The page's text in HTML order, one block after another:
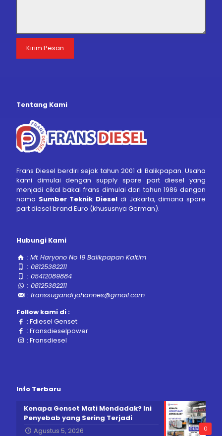
Tentang Kami
Frans Diesel berdiri sejak tahun 2001 di Balikpapan. Usaha
kami dimulai dengan supply spare part diesel yang
menjadi cikal bakal frans dimulai dari tahun 1986 dengan
nama Sumber Teknik Diesel di Jakarta, dimana spare
part diesel brand Euro (khususnya German).
Hubungi Kami
:Mt Haryono No 19 Balikpapan Kaltim
:08125382211
:05412089884
:08125382211
:franssugandi.johannes@gmail.com
Follow kami di :
:Fdiesel Genset
:Fransdieselpower
:Fransdiesel
Info Terbaru
0
Kenapa Genset Mati Mendadak? Ini
Penyebab yang Sering Terjadi
Agustus 5, 2026